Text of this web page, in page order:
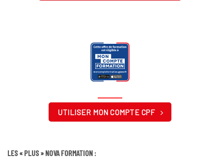
UTILISER MON COMPTE CPF
LES « PLUS » NOVA FORMATION :